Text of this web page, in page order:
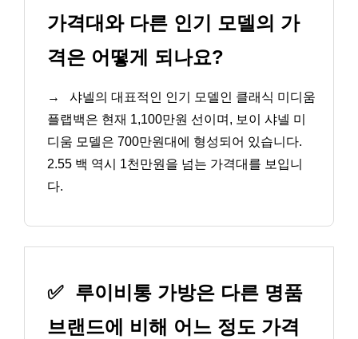
가격대와 다른 인기 모델의 가
격은 어떻게 되나요?
→
샤넬의 대표적인 인기 모델인 클래식 미디움
플랩백은 현재 1,100만원 선이며, 보이 샤넬 미
디움 모델은 700만원대에 형성되어 있습니다.
2.55 백 역시 1천만원을 넘는 가격대를 보입니
다.
✅ 루이비통 가방은 다른 명품
브랜드에 비해 어느 정도 가격